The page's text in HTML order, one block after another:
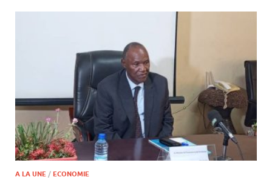
A LA UNE / ECONOMIE